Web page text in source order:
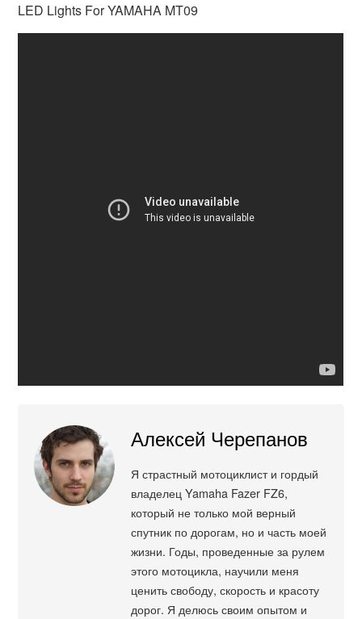
LED Lights For YAMAHA MT09
Алексей Черепанов
Я страстный мотоциклист и гордый
владелец Yamaha Fazer FZ6,
который не только мой верный
спутник по дорогам, но и часть моей
жизни. Годы, проведенные за рулем
этого мотоцикла, научили меня
ценить свободу, скорость и красоту
дорог. Я делюсь своим опытом и